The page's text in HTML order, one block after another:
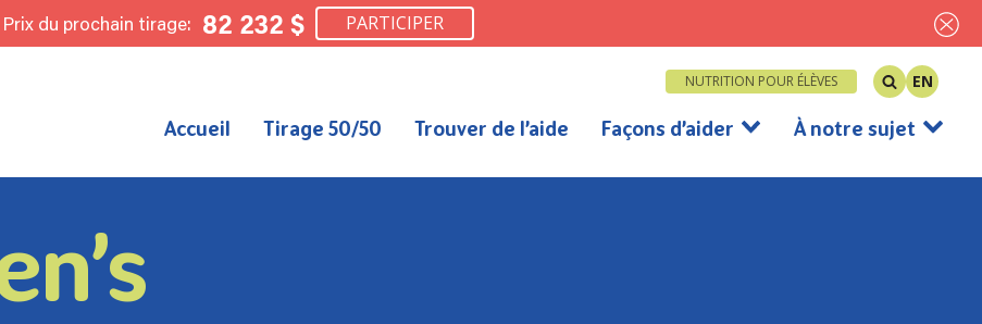
Prix du prochain tirage: 82 232 $ PARTICIPER
NUTRITION POUR ÉLÈVES EN
Accueil Tirage 50/50 Trouver de l’aide Façons d’aider À notre sujet